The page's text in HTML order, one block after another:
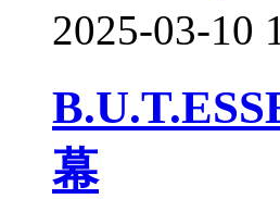
2025-03-10
幕